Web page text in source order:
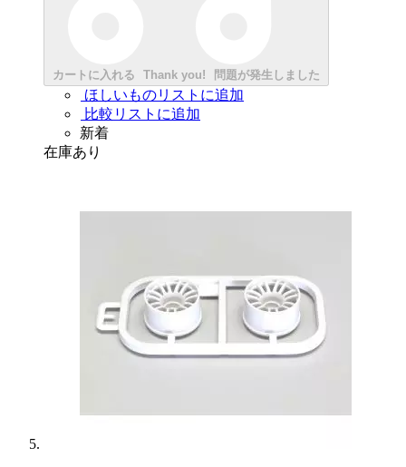
カートに入れる Thank you! 問題が発生しました
ほしいものリストに追加
比較リストに追加
新着
在庫あり